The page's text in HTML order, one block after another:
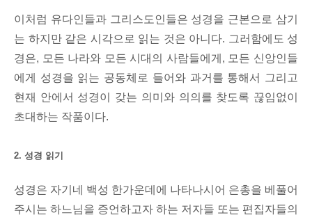
이처럼 유다인들과 그리스도인들은 성경을 근본으로 삼기
는 하지만 같은 시각으로 읽는 것은 아니다. 그러함에도 성
경은, 모든 나라와 모든 시대의 사람들에게, 모든 신앙인들
에게 성경을 읽는 공동체로 들어와 과거를 통해서 그리고
현재 안에서 성경이 갖는 의미와 의의를 찾도록 끊임없이
초대하는 작품이다.
2. 성경 읽기
성경은 자기네 백성 한가운데에 나타나시어 은총을 베풀어
주시는 하느님을 증언하고자 하는 저자들 또는 편집자들의